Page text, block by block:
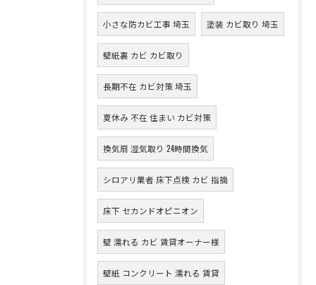
小さな防カビ工事 埼玉 塗装 カビ取り 埼玉
壁紙裏 カビ カビ取り
長期不在 カビ対策 埼玉
夏休み 不在 住まい カビ対策
換気扇 湿気取り 24時間換気
シロアリ業者 床下点検 カビ 指摘
床下 セカンドオピニオン
壁 濡れる カビ 賃貸オーナー様
壁紙 コンクリート 濡れる 賃貸